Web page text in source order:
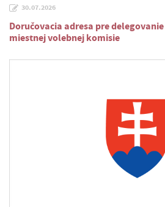
30.07.2026
Doručovacia adresa pre
miestnej volebnej komisie